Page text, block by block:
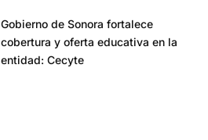
Gobierno de Sonora fortalece
cobertura y oferta educativa en la
entidad: Cecyte